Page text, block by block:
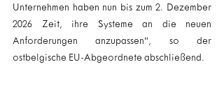
Unternehmen haben nun bis zum 2. Dezember
2026 Zeit, ihre Systeme an die neuen
Anforderungen anzupassen“, so der
ostbelgische EU-Abgeordnete abschließend.